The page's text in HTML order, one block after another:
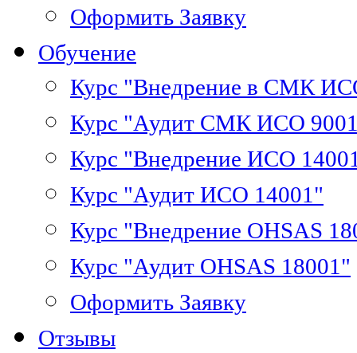
Оформить Заявку
Обучение
Курс "Внедрение в СМК
Курс "Аудит СМК ИСО
Курс "Внедрение ИСО
Курс "Аудит ИСО 14001"
Курс "Внедрение OHSAS
Курс "Аудит OHSAS 18001"
Оформить Заявку
Отзывы